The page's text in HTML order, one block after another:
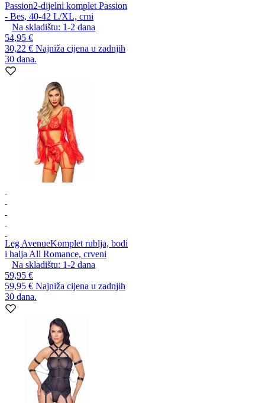
Passion2-dijelni komplet Passion
- Bes, 40-42 L/XL, crni
Na skladištu: 1-2 dana
54,95 €
30,22 € Najniža cijena u zadnjih
30 dana.
Leg AvenueKomplet rublja, bodi
i halja All Romance, crveni
Na skladištu: 1-2 dana
59,95 €
59,95 € Najniža cijena u zadnjih
30 dana.